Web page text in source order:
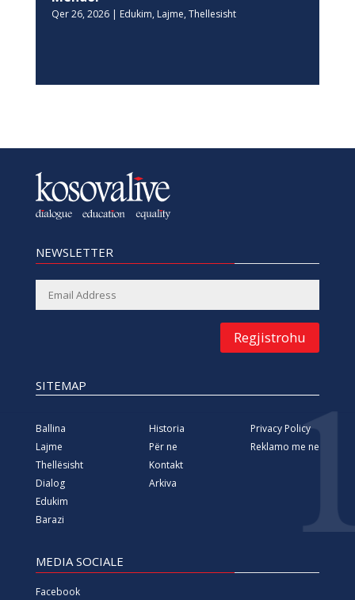
Qer 26, 2026| Edukim, Lajme, Thellesisht
NEWSLETTER
Regjistrohu
SITEMAP
Ballina
Lajme
Thellësisht
Dialog
Edukim
Barazi
Historia
Për ne
Kontakt
Arkiva
Privacy Policy
Reklamo me ne
MEDIA SOCIALE
Facebook